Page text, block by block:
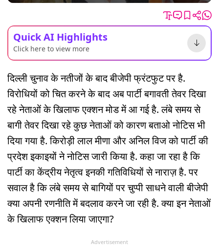
Quick AI Highlights
Click here to view more
दिल्ली चुनाव के नतीजों के बाद बीजेपी फ्रंटफुट पर है.
विरोधियों को चित करने के बाद अब पार्टी बगावती तेवर दिखा
रहे नेताओं के खिलाफ एक्शन मोड में आ गई है. लंबे समय से
बागी तेवर दिखा रहे कुछ नेताओं को कारण बताओ नोटिस भी
दिया गया है. किरोड़ी लाल मीणा और अनिल विज को पार्टी की
प्रदेश इकाइयों ने नोटिस जारी किया है. कहा जा रहा है कि
पार्टी का केंद्रीय नेतृत्व इनकी गतिविधियों से नाराज़ है. पर
सवाल है कि लंबे समय से बागियों पर चुप्पी साधने वाली बीजेपी
क्या अपनी रणनीति में बदलाव करने जा रही है. क्या इन नेताओं
के खिलाफ एक्शन लिया जाएगा?
Advertisement